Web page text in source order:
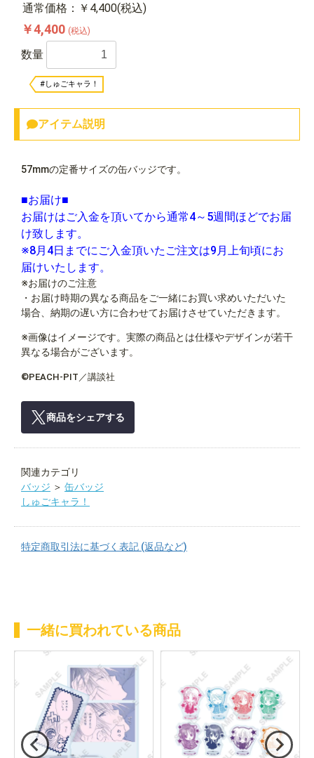
通常価格：￥4,400(税込)
￥4,400 (税込)
数量
#しゅごキャラ！
アイテム説明
57mmの定番サイズの缶バッジです。
■お届け■
お届けはご入金を頂いてから通常4～5週間ほどでお届
け致します。
※8月4日までにご入金頂いたご注文は9月上旬頃にお
届けいたします。
※お届けのご注意
・お届け時期の異なる商品をご一緒にお買い求めいただいた
場合、納期の遅い方に合わせてお届けさせていただきます。
※画像はイメージです。実際の商品とは仕様やデザインが若干
異なる場合がございます。
©PEACH-PIT／講談社
商品をシェアする
関連カテゴリ
バッジ ＞ 缶バッジ
しゅごキャラ！
特定商取引法に基づく表記 (返品など)
一緒に買われている商品